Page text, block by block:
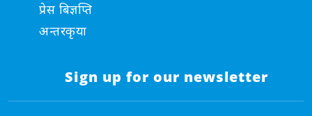
प्रेस बिज्ञप्ति
अन्तरकृया
Sign up for our newsletter